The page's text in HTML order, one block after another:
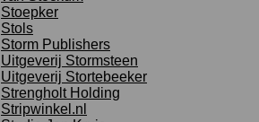
Stoepker
Stols
Storm Publishers
Uitgeverij Stormsteen
Uitgeverij Stortebeeker
Strengholt Holding
Stripwinkel.nl